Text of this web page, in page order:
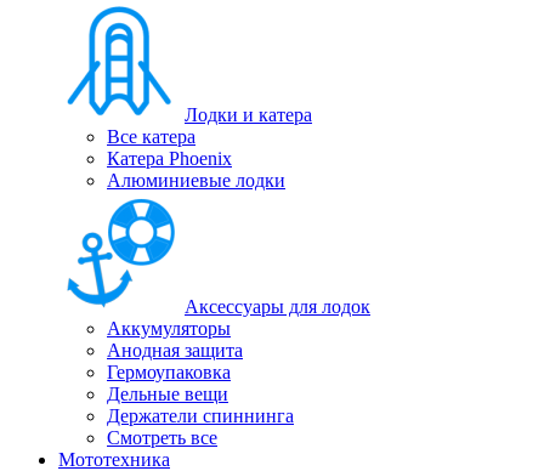
Лодки и катера
Все катера
Катера Phoenix
Алюминиевые лодки
Аксессуары для лодок
Аккумуляторы
Анодная защита
Гермоупаковка
Дельные вещи
Держатели спиннинга
Смотреть все
Мототехника